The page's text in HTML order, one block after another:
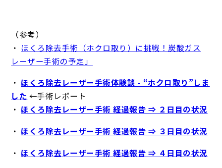
（参考）
・ ほくろ除去手術（ホクロ取り）に挑戦！炭酸ガス
レーザー手術の予定」
・ ほくろ除去レーザー手術体験談 - “ホクロ取り”しま
した ←手術レポート
・ ほくろ除去レーザー手術 経過報告 ⇒ ２日目の状況
・ ほくろ除去レーザー手術 経過報告 ⇒ ３日目の状況
・ ほくろ除去レーザー手術 経過報告 ⇒ ４日目の状況